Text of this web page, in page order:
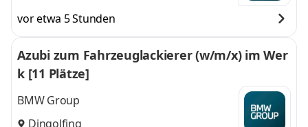
vor etwa 5 Stunden
Azubi zum Fahrzeuglackierer (w/m/x) im Wer
k [11 Plätze]
BMW Group
Dingolfing